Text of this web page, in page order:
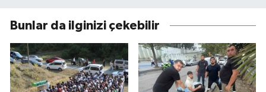
Bunlar da ilginizi çekebilir